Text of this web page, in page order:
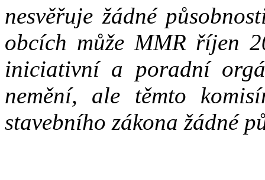
nesvěřuje žádné
obcích může MMR říjen
iniciativní a poradní
nemění, ale těmto
stavebního zákona žádné